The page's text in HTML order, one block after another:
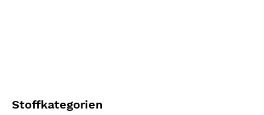
Stoffkategorien